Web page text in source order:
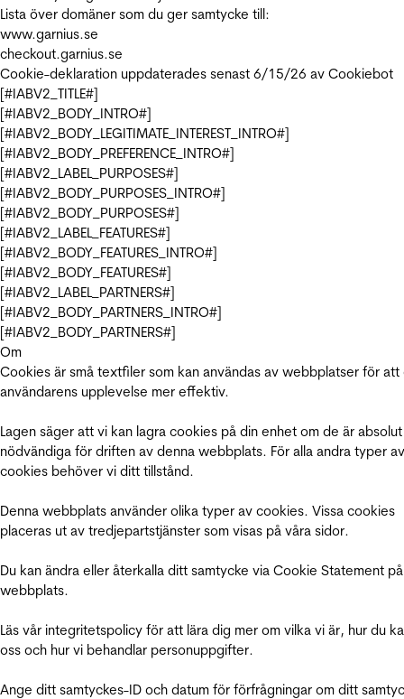
Lista över domäner som du ger samtycke till:
www.garnius.se
checkout.garnius.se
Cookie-deklaration uppdaterades senast 6/15/26 av Cookiebot
[#IABV2_TITLE#]
[#IABV2_BODY_INTRO#]
[#IABV2_BODY_LEGITIMATE_INTEREST_INTRO#]
[#IABV2_BODY_PREFERENCE_INTRO#]
[#IABV2_LABEL_PURPOSES#]
[#IABV2_BODY_PURPOSES_INTRO#]
[#IABV2_BODY_PURPOSES#]
[#IABV2_LABEL_FEATURES#]
[#IABV2_BODY_FEATURES_INTRO#]
[#IABV2_BODY_FEATURES#]
[#IABV2_LABEL_PARTNERS#]
[#IABV2_BODY_PARTNERS_INTRO#]
[#IABV2_BODY_PARTNERS#]
Om
Cookies är små textfiler som kan användas av webbplatser för att
användarens upplevelse mer effektiv.
Lagen säger att vi kan lagra cookies på din enhet om de är absolut
nödvändiga för driften av denna webbplats. För alla andra typer av
cookies behöver vi ditt tillstånd.
Denna webbplats använder olika typer av cookies. Vissa cookies
placeras ut av tredjepartstjänster som visas på våra sidor.
Du kan ändra eller återkalla ditt samtycke via Cookie Statement
webbplats.
Läs vår integritetspolicy för att lära dig mer om vilka vi är, hur du
oss och hur vi behandlar personuppgifter.
Ange ditt samtyckes-ID och datum för förfrågningar om ditt